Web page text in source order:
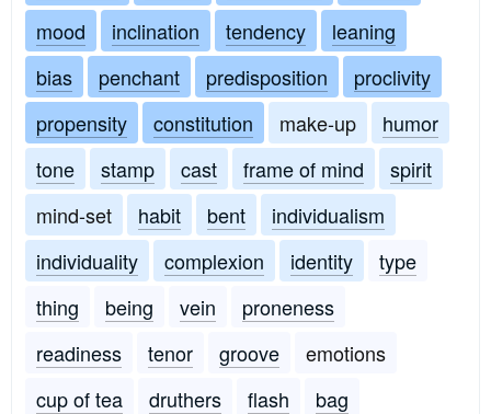
mood
inclination tendency
leaning
bias
penchant predisposition
proclivity
propensity
constitution make-up
humor
tone
stamp cast frame of mind
spirit
mind-set
habit bent
individualism
individuality
complexion identity
type
thing
being vein
proneness
readiness
tenor groove
emotions
cup of tea
druthers flash bag